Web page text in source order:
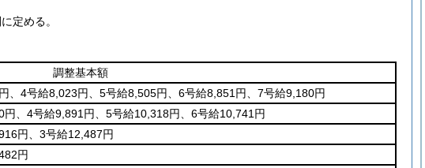
定める。
調整基本額
、4号給8,023円、5号給8,505円、6号給8,851円、7号給9,180円
、4号給9,891円、5号給10,318円、6号給10,741円
円、3号給12,487円
円